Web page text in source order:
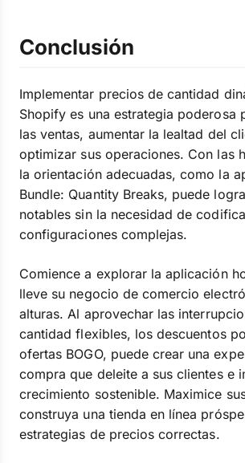
Conclusión
Implementar precios de cantidad
Shopify es una estrategia poderosa
las ventas, aumentar la lealtad del
optimizar sus operaciones. Con las
la orientación adecuadas, como la
Bundle: Quantity Breaks, puede
notables sin la necesidad de
configuraciones complejas.
Comience a explorar la aplicación
lleve su negocio de comercio
alturas. Al aprovechar las
cantidad flexibles, los descuentos
ofertas BOGO, puede crear una
compra que deleite a sus clientes e
crecimiento sostenible. Maximice
construya una tienda en línea
estrategias de precios correctas.